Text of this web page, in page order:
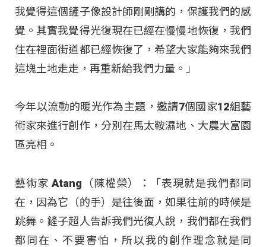
我覺得這個鏟子像設計師剛剛講的，保護我們的感
覺。其實我覺得光復現在已經在慢慢地恢復，我們
住在裡面街道都已經恢復了，希望大家能夠來我們
這塊土地走走，再重新給我們力量 。」
今年以流動的暖光作為主題，邀請7個國家12組藝
術家來進行創作，分別在馬太鞍濕地、大農大富園
區亮相 。
藝術家 Atang（陳權榮）：「表現就是我們都同
在，因為它（的手）是往後面，如果往前的時候是
跳舞。鏟子超人告訴我們光復人說，我們都在我們
都同在、不要害怕，所以我的創作理念就是同